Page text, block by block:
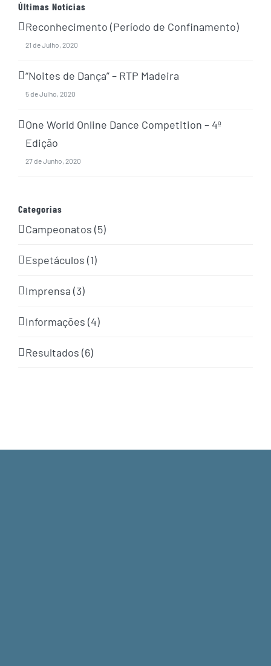
Últimas Notícias
Reconhecimento (Período de Confinamento)
21 de Julho, 2020
“Noites de Dança” – RTP Madeira
5 de Julho, 2020
One World Online Dance Competition – 4ª
Edição
27 de Junho, 2020
Categorias
Campeonatos (5)
Espetáculos (1)
Imprensa (3)
Informações (4)
Resultados (6)